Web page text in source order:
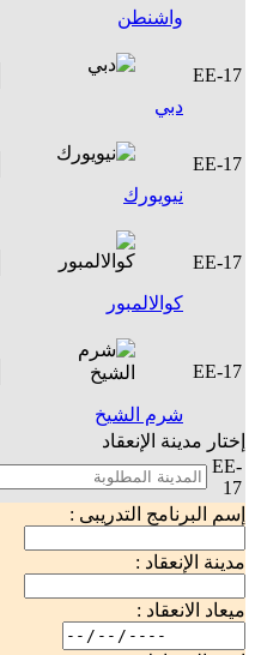
واشنطن
EE-17
دبي
EE-17
نيويورك
EE-17
كوالالمبور
EE-17
شرم الشيخ
إختار مدينة الإنعقاد
EE-
17
إسم البرنامج التدريبى :
مدينة الإنعقاد :
ميعاد الانعقاد :